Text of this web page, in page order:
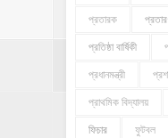
প্রতারক
প্রতিষ্ঠা বার্ষিকী
প্রধানমন্ত্রী
প্রাথমিক বিদ্যালয়
ফিচার ফুটবল